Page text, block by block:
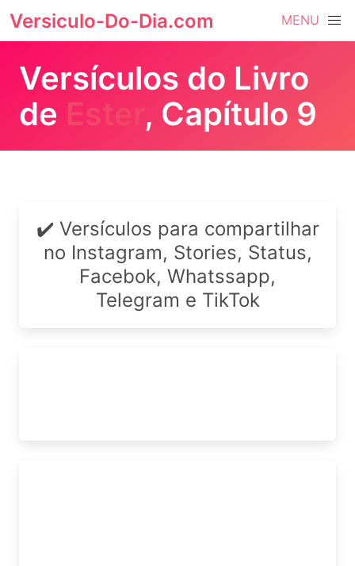
Versiculo-Do-Dia.com MENU
Versículos do Livro
de Ester, Capítulo 9
✔️ Versículos para compartilhar
no Instagram, Stories, Status,
Facebok, Whatssapp,
Telegram e TikTok